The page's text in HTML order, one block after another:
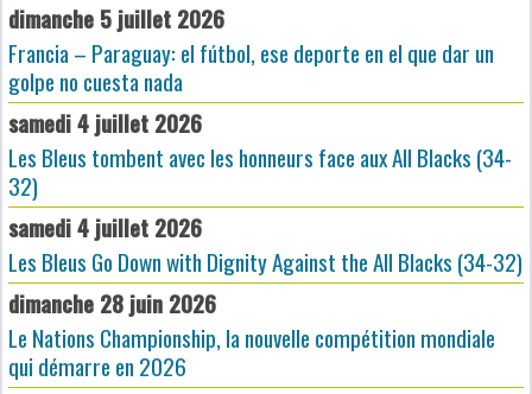
dimanche 5 juillet 2026
Francia – Paraguay: el fútbol, ese deporte en el que dar un
golpe no cuesta nada
samedi 4 juillet 2026
Les Bleus tombent avec les honneurs face aux All Blacks (34-
32)
samedi 4 juillet 2026
Les Bleus Go Down with Dignity Against the All Blacks (34-32)
dimanche 28 juin 2026
Le Nations Championship, la nouvelle compétition mondiale
qui démarre en 2026